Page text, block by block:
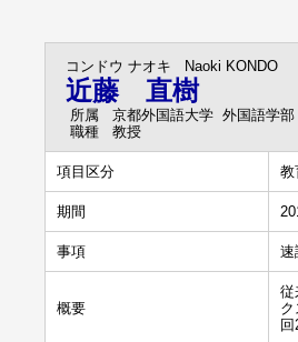
コンドウ ナオキ Naoki KONDO
近藤 直樹
所属
京都外国語大学 外国語学
職種
教授
項目区分 教
期間
事項 速
概要
従